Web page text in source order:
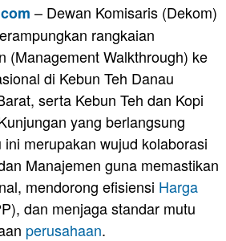
– Dewan Komisaris (Dekom)
rangkaian
(Management Walkthrough) ke
di Kebun Teh Danau
serta Kebun Teh dan Kopi
yang berlangsung
merupakan wujud kolaborasi
Manajemen guna memastikan
mendorong efisiensi Harga
dan menjaga standar mutu
perusahaan.